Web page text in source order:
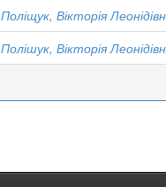
Поліщук, Вікторія
Полішук, Вікторія